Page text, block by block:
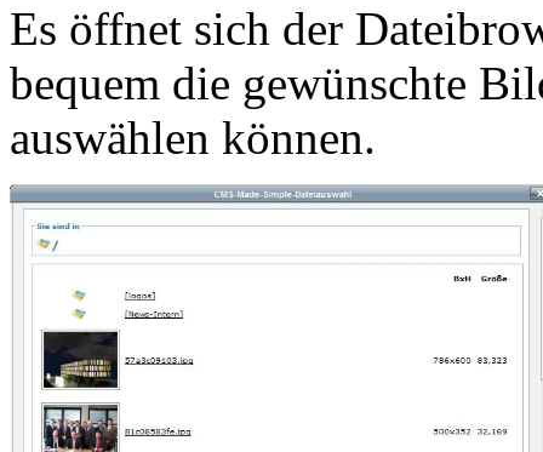
Es öffnet sich der
bequem die gewünschte
auswählen können.